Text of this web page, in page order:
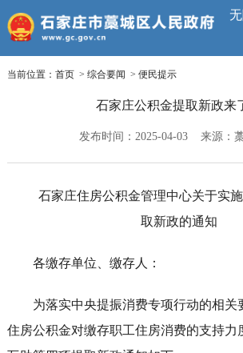
当前位置： 首页> 综合要闻 > 便民提示
石家庄公积金提取新政来
发布时间：2025-04-03 来源：
石家庄住房公积金管理中心关于实
取新政的通知
各缴存单位、缴存人：
为落实中央提振消费专项行动的相关
住房公积金对缴存职工住房消费的支持力